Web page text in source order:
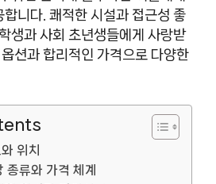
니다. 쾌적한 시설과 접근성 좋
생과 사회 초년생들에게 사랑받
션과 합리적인 가격으로 다양한
위치
종류와 가격 체계